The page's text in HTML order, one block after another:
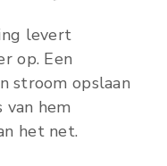
levert
op. Een
stroom opslaan
hem
het net.